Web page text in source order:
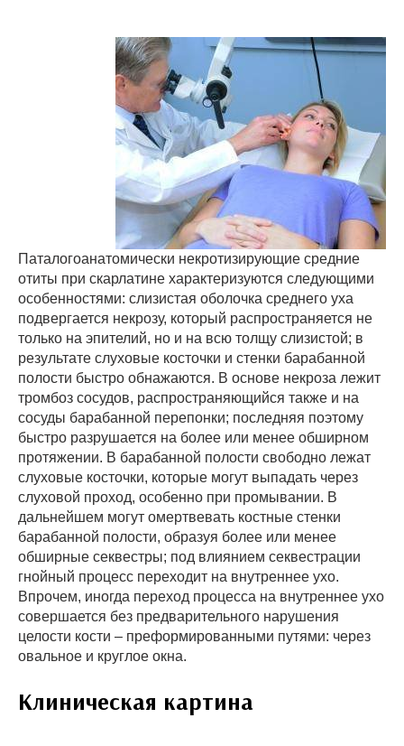
Паталогоанатомически некротизирующие средние
отиты при скарлатине характеризуются следующими
особенностями: слизистая оболочка среднего уха
подвергается некрозу, который распространяется не
только на эпителий, но и на всю толщу слизистой; в
результате слуховые косточки и стенки барабанной
полости быстро обнажаются. В основе некроза лежит
тромбоз сосудов, распространяющийся также и на
сосуды барабанной перепонки; последняя поэтому
быстро разрушается на более или менее обширном
протяжении. В барабанной полости свободно лежат
слуховые косточки, которые могут выпадать через
слуховой проход, особенно при промывании. В
дальнейшем могут омертвевать костные стенки
барабанной полости, образуя более или менее
обширные секвестры; под влиянием секвестрации
гнойный процесс переходит на внутреннее ухо.
Впрочем, иногда переход процесса на внутреннее ухо
совершается без предварительного нарушения
целости кости – преформированными путями: через
овальное и круглое окна.
Клиническая картина